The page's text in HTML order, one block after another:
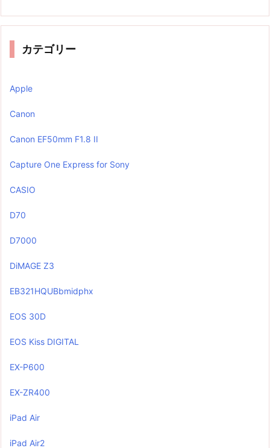
カテゴリー
Apple
Canon
Canon EF50mm F1.8 II
Capture One Express for Sony
CASIO
D70
D7000
DiMAGE Z3
EB321HQUBbmidphx
EOS 30D
EOS Kiss DIGITAL
EX-P600
EX-ZR400
iPad Air
iPad Air2